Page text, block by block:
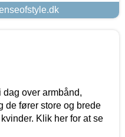
over armbånd,
de fører store og brede
Klik her for at se